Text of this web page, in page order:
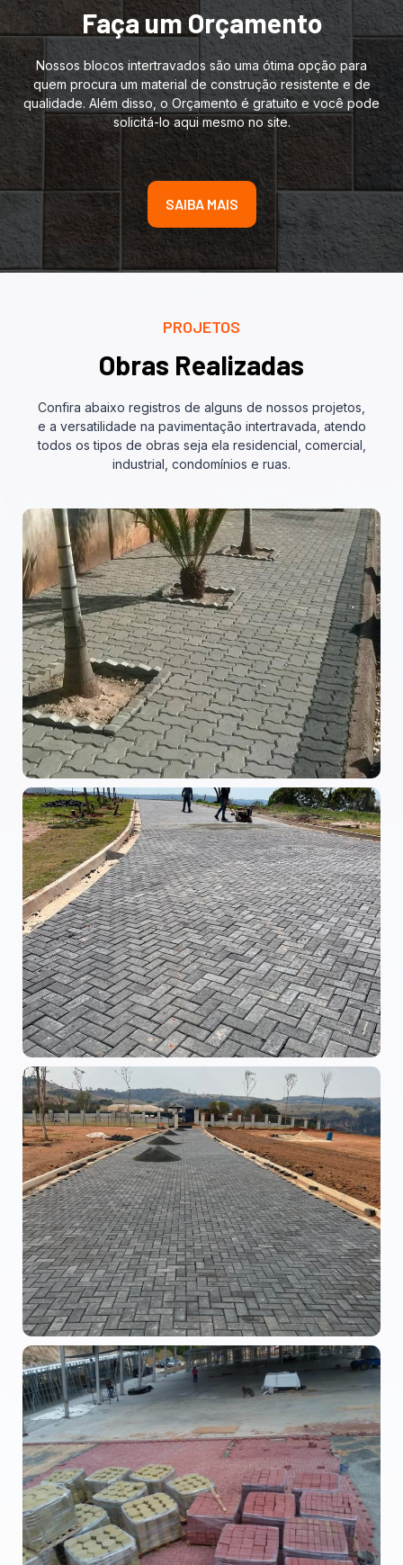
Faça um Orçamento
Nossos blocos intertravados são uma ótima opção para
quem procura um material de construção resistente e de
qualidade. Além disso, o Orçamento é gratuito e você pode
solicitá-lo aqui mesmo no site.
SAIBA MAIS
PROJETOS
Obras Realizadas
Confira abaixo registros de alguns de nossos projetos,
e a versatilidade na pavimentação intertravada, atendo
todos os tipos de obras seja ela residencial, comercial,
industrial, condomínios e ruas.